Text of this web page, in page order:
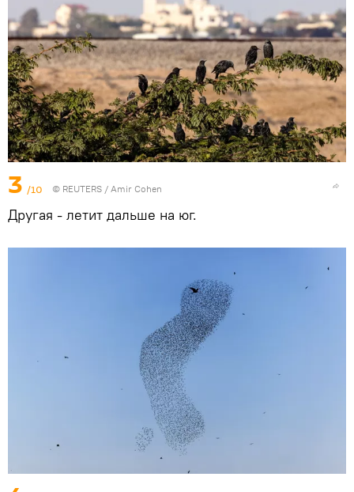
3 /10 © REUTERS / Amir Cohen
Другая - летит дальше на юг.